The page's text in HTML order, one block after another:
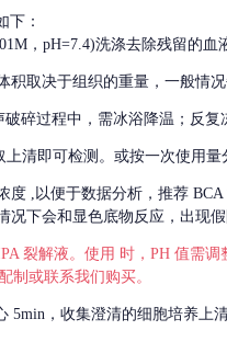
下：
，pH=7.4)洗涤去除残留的血
积取决于组织的重量，一般情
破碎过程中，需冰浴降温；反复
清即可检测。或按一次使用量
度 ,以便于数据分析，推荐
下会和显色底物反应，出现
裂解液。使用 时，PH 值需
制或联系我们购买。
5min，收集澄清的细胞培养上